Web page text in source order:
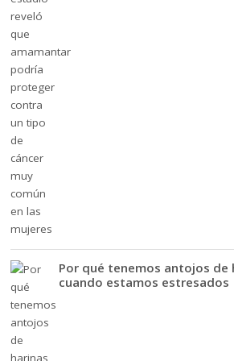
Por qué tenemos antojos de
cuando estamos estresados